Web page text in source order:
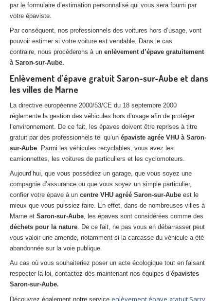
par le formulaire d’estimation personnalisé qui vous sera fourni par
votre épaviste.
Par conséquent, nos professionnels des voitures hors d’usage, vont
pouvoir estimer si votre voiture est vendable. Dans le cas
contraire, nous procéderons à un enlèvement d’épave gratuitement
à Saron-sur-Aube.
Enlèvement d’épave gratuit Saron-sur-Aube et dans
les villes de Marne
La directive européenne 2000/53/CE du 18 septembre 2000
réglemente la gestion des véhicules hors d’usage afin de protéger
l’environnement. De ce fait, les épaves doivent être reprises à titre
gratuit par des professionnels tel qu’un épaviste agrée VHU à Saron-
sur-Aube. Parmi les véhicules recyclables, vous avez les
camionnettes, les voitures de particuliers et les cyclomoteurs.
Aujourd’hui, que vous possédiez un garage, que vous soyez une
compagnie d’assurance ou que vous soyez un simple particulier,
confier votre épave à un centre VHU agréé Saron-sur-Aube est le
mieux que vous puissiez faire. En effet, dans de nombreuses villes à
Marne et Saron-sur-Aube, les épaves sont considérées comme des
déchets pour la nature. De ce fait, ne pas vous en débarrasser peut
vous valoir une amende, notamment si la carcasse du véhicule a été
abandonnée sur la voie publique.
Au cas où vous souhaiteriez poser un acte écologique tout en faisant
respecter la loi, contactez dès maintenant nos équipes d’épavistes
Saron-sur-Aube.
Découvrez également notre service enlèvement épave gratuit Sarry